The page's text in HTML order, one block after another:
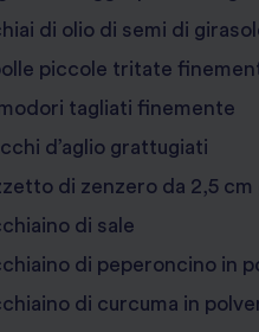
di olio di semi di
piccole tritate
tagliati finemente
d’aglio grattugiati
di zenzero da 2,5
di sale
di peperoncino in
di curcuma in